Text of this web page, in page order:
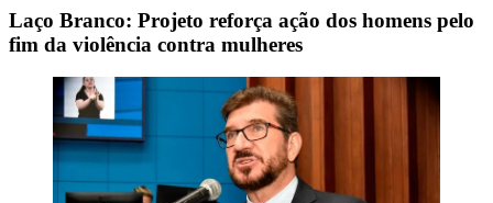
Laço Branco: Projeto reforça ação dos homens pelo
fim da violência contra mulheres